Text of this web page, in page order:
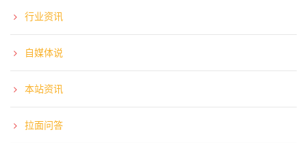
行业资讯
自媒体说
本站资讯
拉面问答